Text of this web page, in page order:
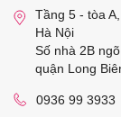
Tầng 5 - tòa
Hà Nội
Số nhà 2B
quận Long
0936 99 3933